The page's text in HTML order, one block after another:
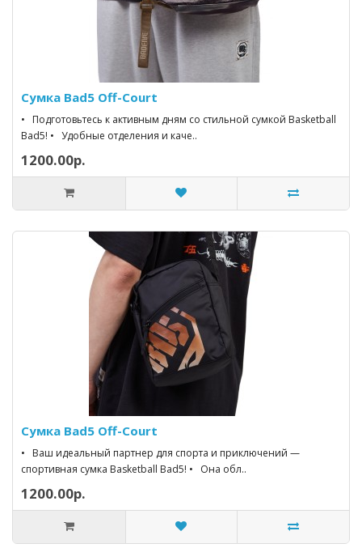
Сумка Bad5 Off-Court
• Подготовьтесь к активным дням со стильной сумкой Basketball
Bad5! • Удобные отделения и каче..
1200.00р.
Сумка Bad5 Off-Court
• Ваш идеальный партнер для спорта и приключений —
спортивная сумка Basketball Bad5! • Она обл..
1200.00р.